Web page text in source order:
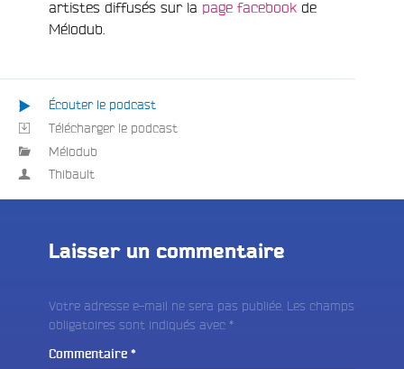
artistes diffusés sur la page facebook de
Mélodub.
Écouter le podcast
Télécharger le podcast
Mélodub
Thibault
Laisser un commentaire
Votre adresse e-mail ne sera pas publiée. Les champs
obligatoires sont indiqués avec *
Commentaire *